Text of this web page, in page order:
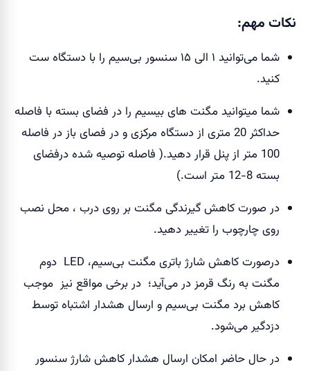
نکات مهم:
شما می‌توانید ۱ الی ۱۵ سنسور بی‌سیم را با دستگاه ست
کنید.
شما میتوانید مگنت های بیسیم را در فضای بسته با فاصله
حداکثر 20 متری از دستگاه مرکزی و در فصای باز در فاصله
100 متر از پنل قرار دهید.( فاصله توصیه شده درفضای
بسته 8-12 متر است.)
در صورت کاهش گیرندگی مگنت بر روی درب ، محل نصب
روی چارچوب را تغییر دهید.
درصورت کاهش شارژ باتری مگنت بی‌سیم، LED دوم
مگنت به رنگ قرمز در می‌آید؛ در برخی مواقع نیز موجب
کاهش برد مگنت بی‌سیم و ارسال هشدار اشتباه توسط
دزدگیر می‌شود.
در حال حاضر امکان ارسال هشدار کاهش شارژ سنسور